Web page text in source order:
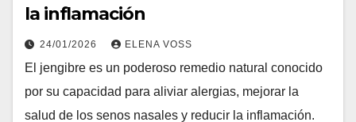
la inflamación
24/01/2026 ELENA VOSS
El jengibre es un poderoso remedio natural conocido
por su capacidad para aliviar alergias, mejorar la
salud de los senos nasales y reducir la inflamación.